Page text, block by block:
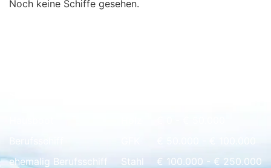
Noch keine Schiffe gesehen.
ehemalig Berufsschiff
Stahl
€ 100.000 - € 250.000